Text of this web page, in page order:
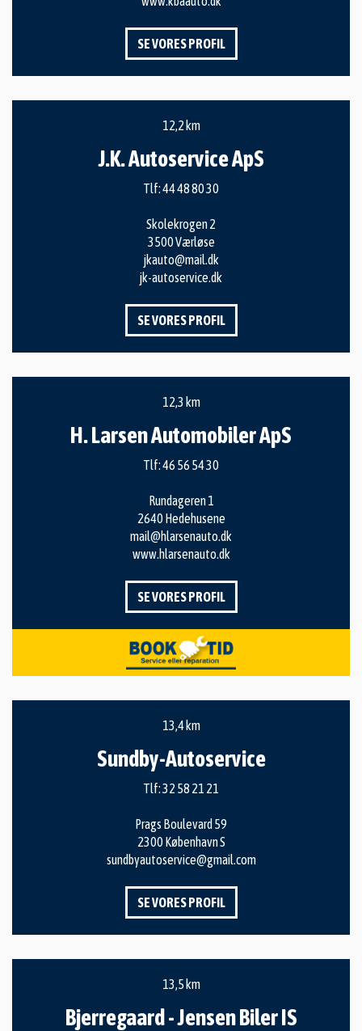
SE VORES PROFIL
12,2 km
J.K. Autoservice ApS
Tlf:44 48 80 30
Skolekrogen 2
3500 Værløse
jkauto@mail.dk
jk-autoservice.dk
SE VORES PROFIL
12,3 km
H. Larsen Automobiler ApS
Tlf:46 56 54 30
Rundageren 1
2640 Hedehusene
mail@hlarsenauto.dk
www.hlarsenauto.dk
SE VORES PROFIL
13,4 km
Sundby-Autoservice
Tlf:32 58 21 21
Prags Boulevard 59
2300 København S
sundbyautoservice@gmail.com
SE VORES PROFIL
13,5 km
Bjerregaard - Jensen Biler IS